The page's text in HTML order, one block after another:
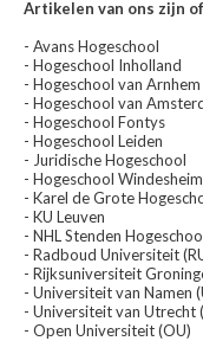
Artikelen van ons zijn
- Avans Hogeschool
- Hogeschool Inholland
- Hogeschool van
- Hogeschool van
- Hogeschool Fontys
- Hogeschool Leiden
- Juridische Hogeschool
- Hogeschool Windesheim
- Karel de Grote
- KU Leuven
- NHL Stenden
- Radboud Universiteit
- Rijksuniversiteit
- Universiteit van Namen
- Universiteit van Utrecht
- Open Universiteit (OU)